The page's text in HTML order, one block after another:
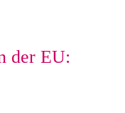
der EU: